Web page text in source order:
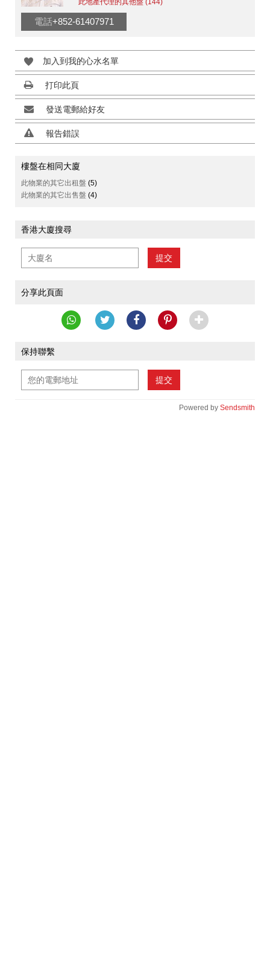
此地產代理的其他盤 (144)
電話+852-61407971
加入到我的心水名單
打印此頁
發送電郵給好友
報告錯誤
樓盤在相同大廈
此物業的其它出租盤 (5)
此物業的其它出售盤 (4)
香港大廈搜尋
提交
分享此頁面
保持聯繫
提交
Powered by Sendsmith